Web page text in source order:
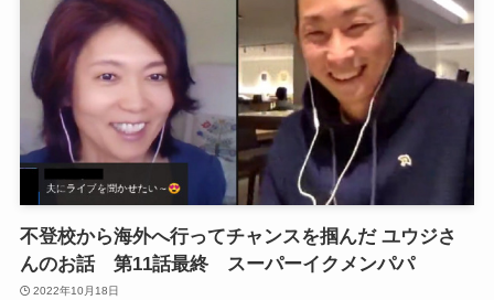
不登校から海外へ行ってチャンスを掴んだ ユウジさ
んのお話 第11話最終 スーパーイクメンパパ
2022年10月18日